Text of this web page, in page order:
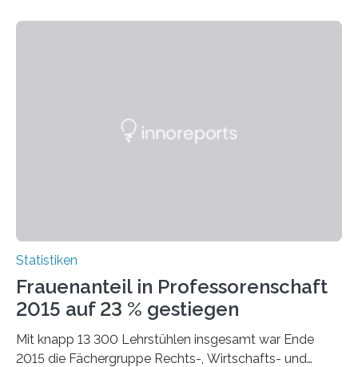
Statistiken
Frauenanteil in Professorenschaft
2015 auf 23 % gestiegen
Mit knapp 13 300 Lehrstühlen insgesamt war Ende
2015 die Fächergruppe Rechts-, Wirtschafts- und